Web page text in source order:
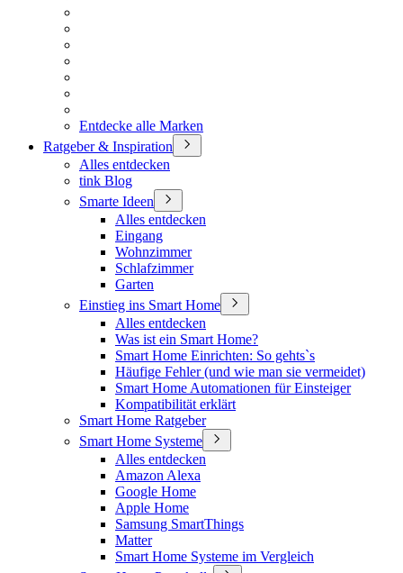
Entdecke alle Marken
Ratgeber & Inspiration
Alles entdecken
tink Blog
Smarte Ideen
Alles entdecken
Eingang
Wohnzimmer
Schlafzimmer
Garten
Einstieg ins Smart Home
Alles entdecken
Was ist ein Smart Home?
Smart Home Einrichten: So gehts`s
Häufige Fehler (und wie man sie vermeidet)
Smart Home Automationen für Einsteiger
Kompatibilität erklärt
Smart Home Ratgeber
Smart Home Systeme
Alles entdecken
Amazon Alexa
Google Home
Apple Home
Samsung SmartThings
Matter
Smart Home Systeme im Vergleich